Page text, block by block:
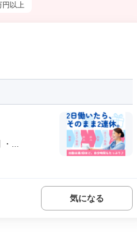
円以上
...
気になる